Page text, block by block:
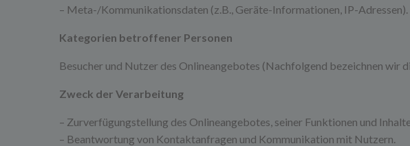
– Meta-/Kommunikationsdaten (z.B., Geräte-Informationen, IP-Adressen).
Kategorien betroffener Personen
Besucher und Nutzer des Onlineangebotes (Nachfolgend bezeichnen wir
Zweck der Verarbeitung
– Zurverfügungstellung des Onlineangebotes, seiner Funktionen und
– Beantwortung von Kontaktanfragen und Kommunikation mit Nutzern.